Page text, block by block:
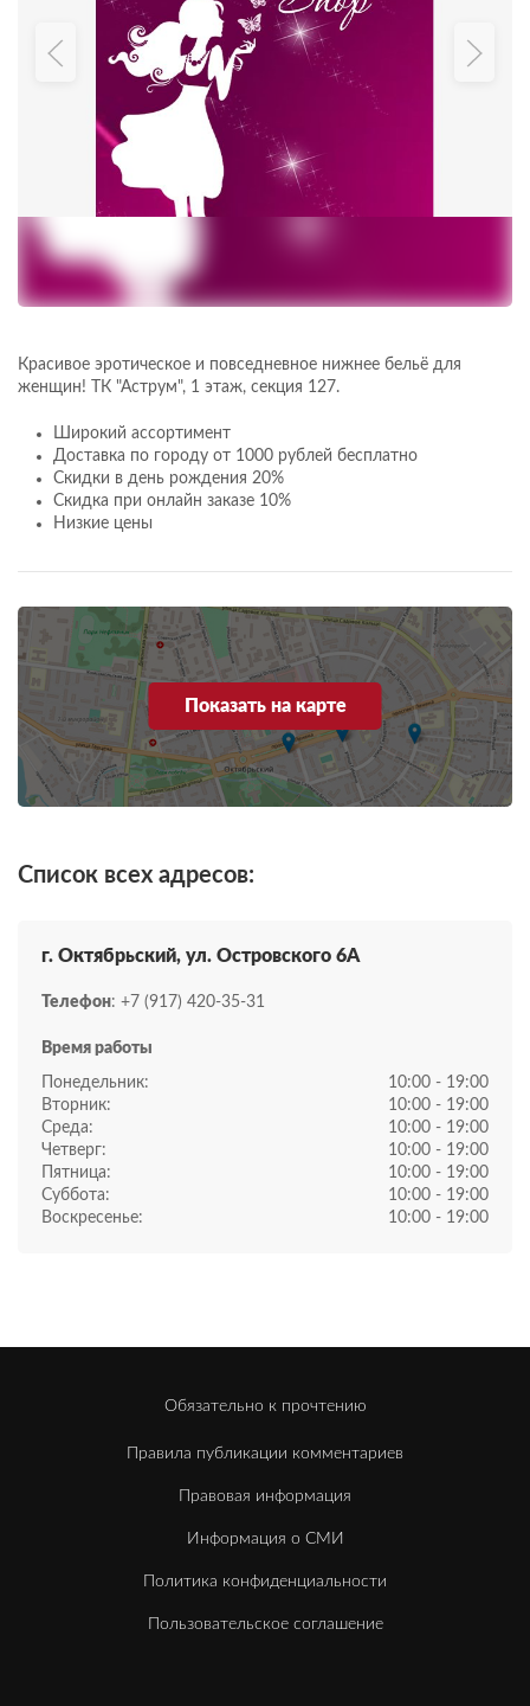
Красивое эротическое и повседневное нижнее бельё для
женщин! ТК "Аструм", 1 этаж, секция 127.
Широкий ассортимент
Доставка по городу от 1000 рублей бесплатно
Скидки в день рождения 20%
Скидка при онлайн заказе 10%
Низкие цены
Показать на карте
Список всех адресов:
г. Октябрьский, ул. Островского 6А
Телефон: +7 (917) 420-35-31
Время работы
Понедельник:
10:00 - 19:00
Вторник:
10:00 - 19:00
Среда:
10:00 - 19:00
Четверг:
10:00 - 19:00
Пятница:
10:00 - 19:00
Суббота:
10:00 - 19:00
Воскресенье:
10:00 - 19:00
Обязательно к прочтению
Правила публикации комментариев
Правовая информация
Информация о СМИ
Политика конфиденциальности
Пользовательское соглашение